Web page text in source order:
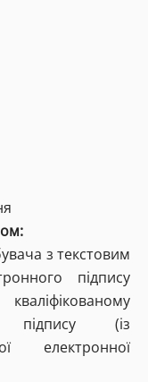
з текстовим
підпису
підпису (із
електронної